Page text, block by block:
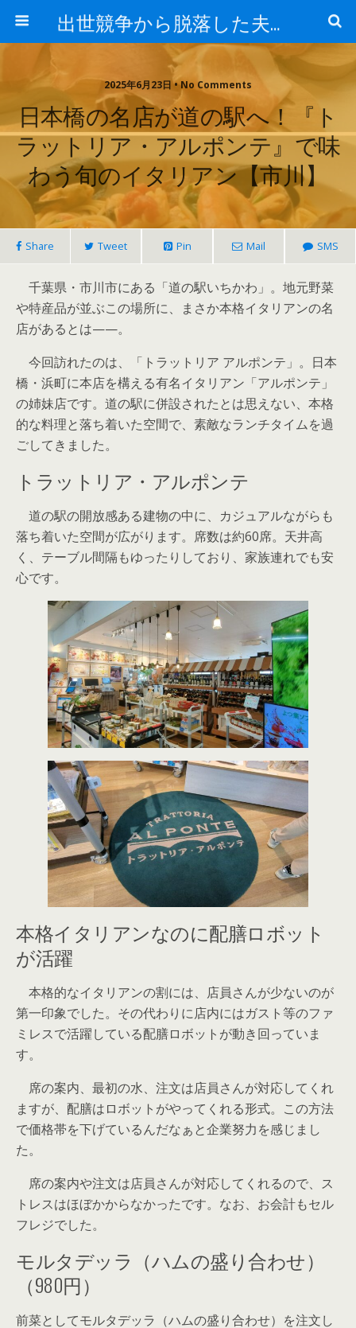
出世競争から脱落した夫と妻の日常
2025年6月23日 • No Comments
日本橋の名店が道の駅へ！『ト
ラットリア・アルポンテ』で味
わう旬のイタリアン【市川】
Share Tweet Pin Mail SMS
千葉県・市川市にある「道の駅いちかわ」。地元野菜
や特産品が並ぶこの場所に、まさか本格イタリアンの名
店があるとは——。
今回訪れたのは、「トラットリア アルポンテ」。日本
橋・浜町に本店を構える有名イタリアン「アルポンテ」
の姉妹店です。道の駅に併設されたとは思えない、本格
的な料理と落ち着いた空間で、素敵なランチタイムを過
ごしてきました。
トラットリア・アルポンテ
道の駅の開放感ある建物の中に、カジュアルながらも
落ち着いた空間が広がります。席数は約60席。天井高
く、テーブル間隔もゆったりしており、家族連れでも安
心です。
本格イタリアンなのに配膳ロボット
が活躍
本格的なイタリアンの割には、店員さんが少ないのが
第一印象でした。その代わりに店内にはガスト等のファ
ミレスで活躍している配膳ロボットが動き回っていま
す。
席の案内、最初の水、注文は店員さんが対応してくれ
ますが、配膳はロボットがやってくれる形式。この方法
で価格帯を下げているんだなぁと企業努力を感じまし
た。
席の案内や注文は店員さんが対応してくれるので、ス
トレスはほぼかからなかったです。なお、お会計もセル
フレジでした。
モルタデッラ（ハムの盛り合わせ）
（980円）
前菜としてモルタデッラ（ハムの盛り合わせ）を注文し